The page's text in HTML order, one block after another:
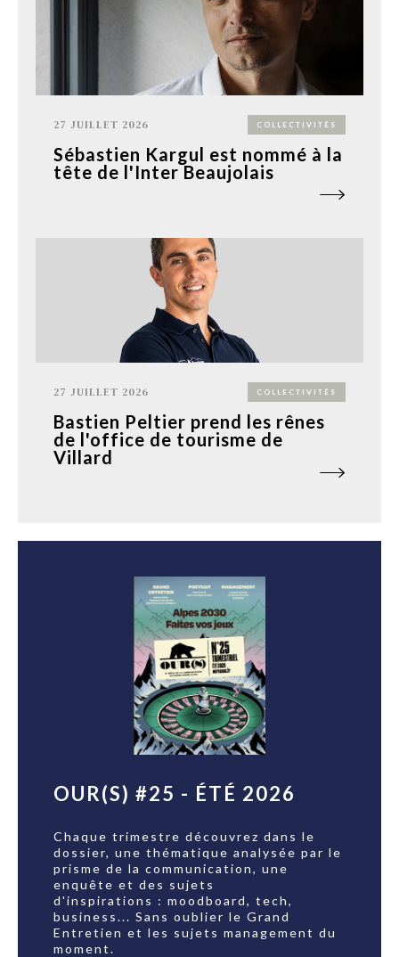
27 JUILLET 2026 COLLECTIVITÉS
Sébastien Kargul est nommé à la
tête de l'Inter Beaujolais
27 JUILLET 2026 COLLECTIVITÉS
Bastien Peltier prend les rênes
de l'office de tourisme de
Villard
OUR(S) #25 - ÉTÉ 2026
Chaque trimestre découvrez dans le
dossier, une thématique analysée par le
prisme de la communication, une
enquête et des sujets
d'inspirations : moodboard, tech,
business... Sans oublier le Grand
Entretien et les sujets management du
moment.